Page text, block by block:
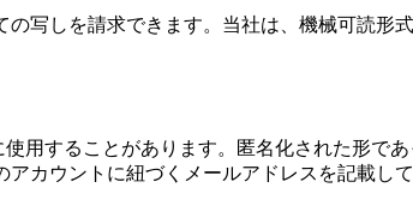
写しを請求できます。当社は、機械可読形
することがあります。匿名化された形で
カウントに紐づくメールアドレスを記載し